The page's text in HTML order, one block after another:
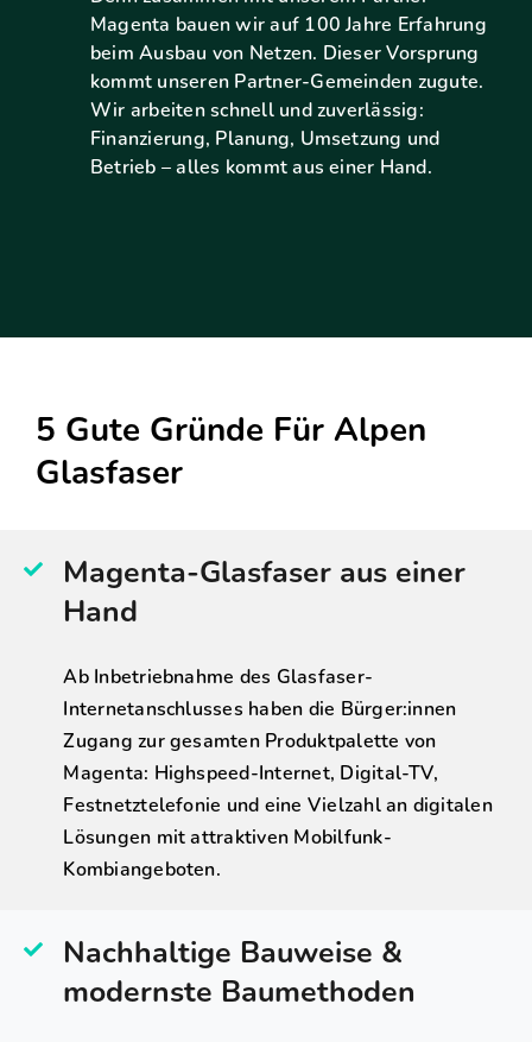
Magenta bauen wir auf 100 Jahre Erfahrung
beim Ausbau von Netzen. Dieser Vorsprung
kommt unseren Partner-Gemeinden zugute.
Wir arbeiten schnell und zuverlässig:
Finanzierung, Planung, Umsetzung und
Betrieb – alles kommt aus einer Hand.
5 Gute Gründe Für Alpen
Glasfaser
Magenta-Glasfaser aus einer
Hand
Ab Inbetriebnahme des Glasfaser-
Internetanschlusses haben die Bürger:innen
Zugang zur gesamten Produktpalette von
Magenta: Highspeed-Internet, Digital-TV,
Festnetztelefonie und eine Vielzahl an digitalen
Lösungen mit attraktiven Mobilfunk-
Kombiangeboten.
Nachhaltige Bauweise &
modernste Baumethoden